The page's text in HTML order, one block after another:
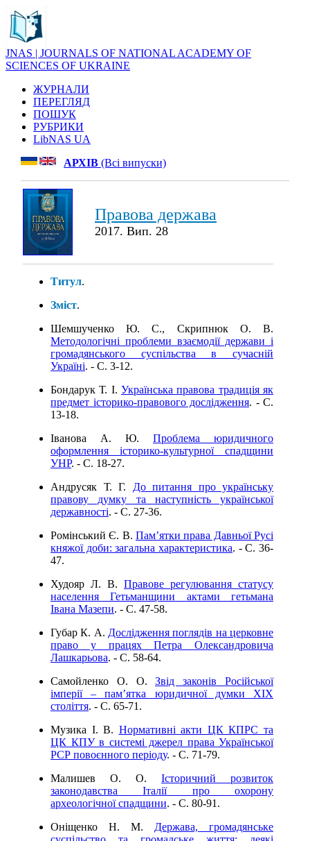
JNAS | JOURNALS OF NATIONAL ACADEMY OF
SCIENCES OF UKRAINE
ЖУРНАЛИ
ПЕРЕГЛЯД
ПОШУК
РУБРИКИ
LibNAS UA
АРХІВ (Всі випуски)
Правова держава
2017. Вип. 28
Титул.
Зміст.
Шемшученко Ю. С., Скрипнюк О. В.
Методологічні проблеми взаємодії держави і
громадянського суспільства в сучасній
Україні. - C. 3-12.
Бондарук Т. І. Українська правова традиція як
предмет історико-правового дослідження. - C.
13-18.
Іванова А. Ю. Проблема юридичного
оформлення історико-культурної спадщини
УНР. - C. 18-27.
Андрусяк Т. Г. До питання про українську
правову думку та наступність української
державності. - C. 27-36.
Ромінський Є. В. Пам’ятки права Давньої Русі
княжої доби: загальна характеристика. - C. 36-
47.
Худояр Л. В. Правове регулювання статусу
населення Гетьманщини актами гетьмана
Івана Мазепи. - C. 47-58.
Губар К. А. Дослідження поглядів на церковне
право у працях Петра Олександровича
Лашкарьова. - C. 58-64.
Самойленко О. О.Звід законів Російської
імперії – пам’ятка юридичної думки XIX
століття. - C. 65-71.
Музика І. В. Нормативні акти ЦК КПРС та
ЦК КПУ в системі джерел права Української
РСР повоєнного періоду. - C. 71-79.
Малишев О. О. Історичний розвиток
законодавства Італії про охорону
археологічної спадщини. - C. 80-91.
Оніщенко Н. М. Держава, громадянське